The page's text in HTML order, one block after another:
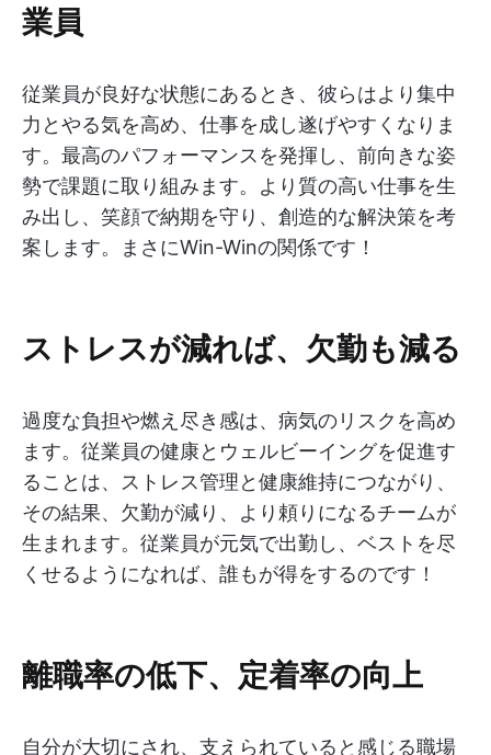
業員
従業員が良好な状態にあるとき、彼らはより集中
力とやる気を高め、仕事を成し遂げやすくなりま
す。最高のパフォーマンスを発揮し、前向きな姿
勢で課題に取り組みます。より質の高い仕事を生
み出し、笑顔で納期を守り、創造的な解決策を考
案します。まさにWin-Winの関係です！
ストレスが減れば、欠勤も減る
過度な負担や燃え尽き感は、病気のリスクを高め
ます。従業員の健康とウェルビーイングを促進す
ることは、ストレス管理と健康維持につながり、
その結果、欠勤が減り、より頼りになるチームが
生まれます。従業員が元気で出勤し、ベストを尽
くせるようになれば、誰もが得をするのです！
離職率の低下、定着率の向上
自分が大切にされ、支えられていると感じる職場